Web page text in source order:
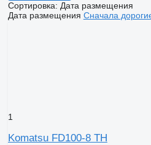
Сортировка: Дата размещения
Дата размещения Сначала
1
Komatsu FD100-8 TH